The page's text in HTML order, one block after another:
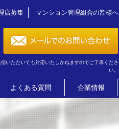
店募集 マンション管理組合の皆様へ
いただいても対応いたしかねますのでご了承くださ
い。
よくある質問 企業情報